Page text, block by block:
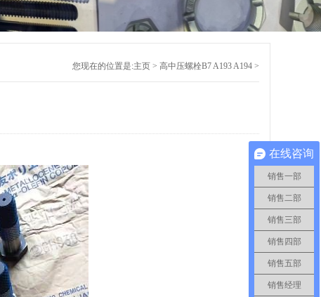
您现在的位置是:主页 > 高中压螺栓B7 A193 A194 >
在线咨询
销售一部
销售二部
销售三部
销售四部
销售五部
销售经理